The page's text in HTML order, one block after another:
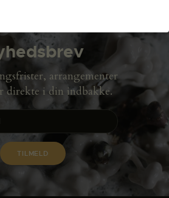
arrangementer
direkte i din indbakke.